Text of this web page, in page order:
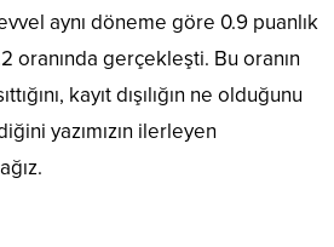
aynı döneme göre 0.9 puanlık
oranında gerçekleşti. Bu oranın
kayıt dışılığın ne olduğunu
yazımızın ilerleyen